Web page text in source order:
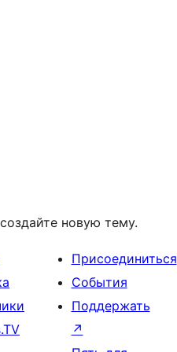
новую тему.
Присоединиться
События
Поддержать
↗